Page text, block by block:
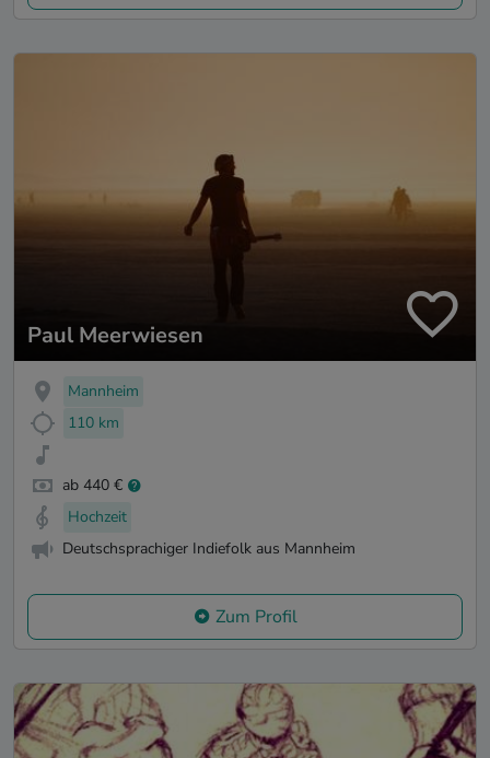
Paul Meerwiesen
Mannheim
110 km
ab 440 €
Hochzeit
Deutschsprachiger Indiefolk aus Mannheim
Zum Profil